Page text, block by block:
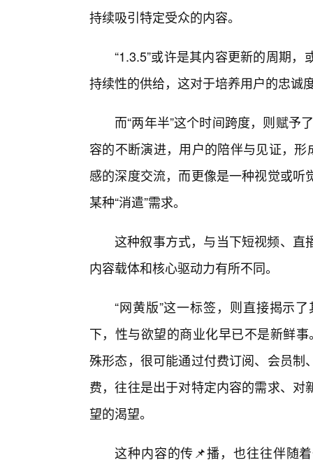
持续吸引特定受众的内容。
“1.3.5”或许是其内容更新的周期
持续性的供给，这对于培养用户的忠诚
而“两年半”这个时间跨度，则赋予
容的不断演进，用户的陪伴与见证，
感的深度交流，而更像是一种视觉或
某种“消遣”需求。
这种叙事方式，与当下短视频、直
内容载体和核心驱动力有所不同。
“网黄版”这一标签，则直接揭示
下，性与欲望的商业化早已不是新鲜
殊形态，很可能通过付费订阅、会员
费，往往是出于对特定内容的需求、
望的渴望。
这种内容的传📌播，也往往伴随